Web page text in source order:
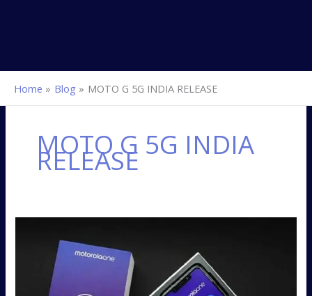
Home Blog MOTO G 5G INDIA RELEASE
MOTO G 5G INDIA
RELEASE